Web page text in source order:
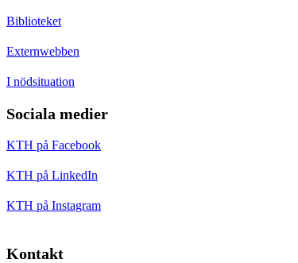
Biblioteket
Externwebben
I nödsituation
Sociala medier
KTH på Facebook
KTH på LinkedIn
KTH på Instagram
Kontakt